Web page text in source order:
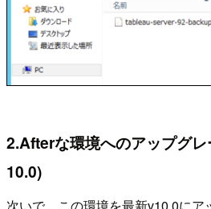
2.Afterな環境へのアップグ
10.0)